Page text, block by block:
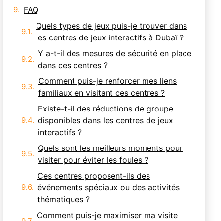
Quels types de jeux puis-je trouver dans
les centres de jeux interactifs à Dubaï ?
Y a-t-il des mesures de sécurité en place
dans ces centres ?
Comment puis-je renforcer mes liens
familiaux en visitant ces centres ?
Existe-t-il des réductions de groupe
disponibles dans les centres de jeux
interactifs ?
Quels sont les meilleurs moments pour
visiter pour éviter les foules ?
Ces centres proposent-ils des
événements spéciaux ou des activités
thématiques ?
Comment puis-je maximiser ma visite
dans un centre de jeux interactif ?